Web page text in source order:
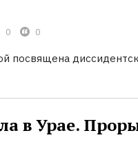
0 0
посвящена
в Урае.